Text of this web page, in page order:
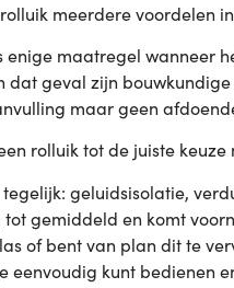
meerdere voordelen
enige maatregel wanneer
dat geval zijn
maar geen
rolluik tot de juiste keuze
geluidsisolatie,
gemiddeld en komt
of bent van plan dit te
eenvoudig kunt bedienen